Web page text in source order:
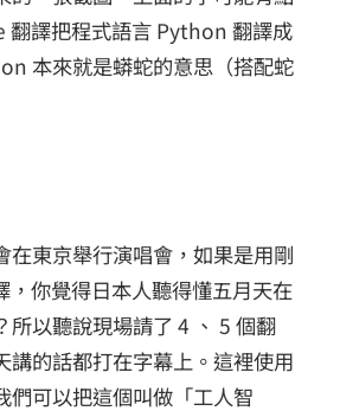
翻譯把程式語言 Python 翻譯成
本來就是蟒蛇的意思（搭配蛇
在東京舉行演唱會，如果是用剛
，你覺得日本人聽得懂五月天在
所以聽說現場請了 4 、 5 個翻
講的話都打在字幕上。這裡使用
們可以把這個叫做「工人智